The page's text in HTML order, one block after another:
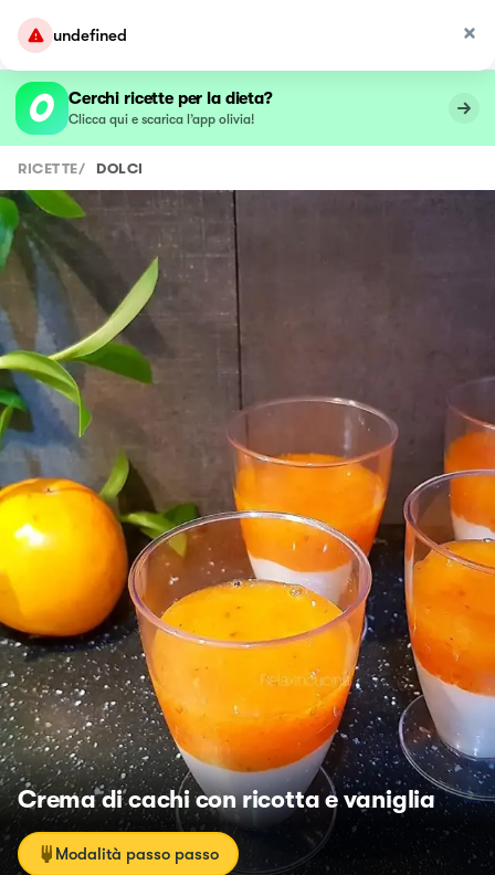
undefined
Cerchi ricette per la dieta?
Clicca qui e scarica l’app olivia!
RICETTE/ DOLCI
Crema di cachi con ricotta e vaniglia
Modalità passo passo